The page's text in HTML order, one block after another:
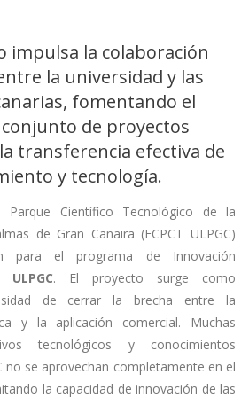
impulsa la colaboración
la universidad y las
fomentando el
de proyectos
transferencia efectiva de
y tecnología.
Parque Científico Tecnológico de la
de Gran Canaira (FCPCT ULPGC)
para el programa de Innovación
. El proyecto surge como
de cerrar la brecha entre la
y la aplicación comercial. Muchas
tecnológicos y conocimientos
no se aprovechan completamente en el
la capacidad de innovación de las